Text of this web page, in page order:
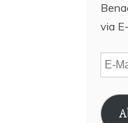
via
E-
Mail-